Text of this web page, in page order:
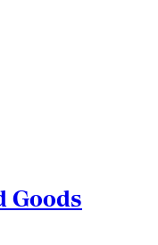
Goods